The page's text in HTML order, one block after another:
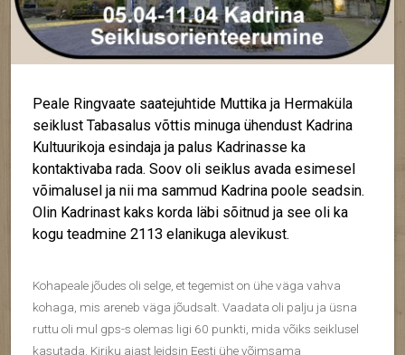
Peale Ringvaate saatejuhtide Muttika ja Hermaküla
seiklust Tabasalus võttis minuga ühendust Kadrina
Kultuurikoja esindaja ja palus Kadrinasse ka
kontaktivaba rada. Soov oli seiklus avada esimesel
võimalusel ja nii ma sammud Kadrina poole seadsin.
Olin Kadrinast kaks korda läbi sõitnud ja see oli ka
kogu teadmine 2113 elanikuga alevikust.
Kohapeale jõudes oli selge, et tegemist on ühe väga vahva
kohaga, mis areneb väga jõudsalt. Vaadata oli palju ja üsna
ruttu oli mul gps-s olemas ligi 60 punkti, mida võiks seiklusel
kasutada. Kiriku aiast leidsin Eesti ühe võimsama